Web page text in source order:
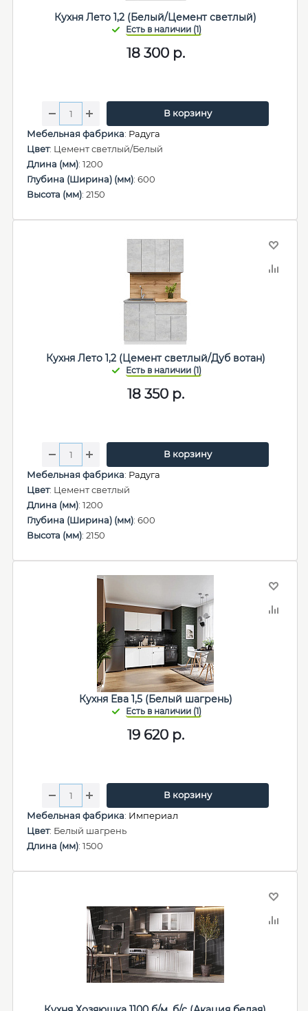
Кухня Лето 1,2 (Белый/Цемент светлый)
18 300р.
В корзину
Мебельная фабрика: Радуга
Цвет: Цемент светлый/Белый
Длина (мм): 1200
Глубина (Ширина) (мм): 600
Высота (мм): 2150
Кухня Лето 1,2 (Цемент светлый/Дуб вотан)
18 350р.
В корзину
Мебельная фабрика: Радуга
Цвет: Цемент светлый
Длина (мм): 1200
Глубина (Ширина) (мм): 600
Высота (мм): 2150
Кухня Ева 1,5 (Белый шагрень)
19 620р.
В корзину
Мебельная фабрика: Империал
Цвет: Белый шагрень
Длина (мм): 1500